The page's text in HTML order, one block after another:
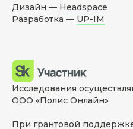
Дизайн — Headspace
Разработка — UP-IM
Исследования
ООО «Полис Онлайн»
При грантовой